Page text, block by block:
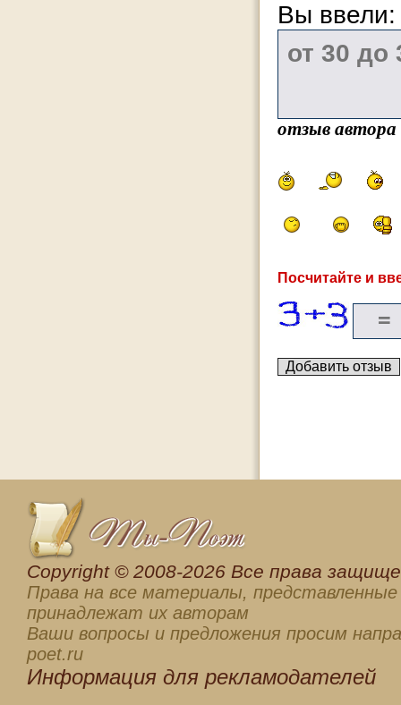
Вы
отзыв
Посчитайте и
Сopyright © 2008-2026 Все права
Права на все материалы, представленные
принадлежат их авторам
Ваши вопросы и предложения просим
poet.ru
Информация для рекламодателей